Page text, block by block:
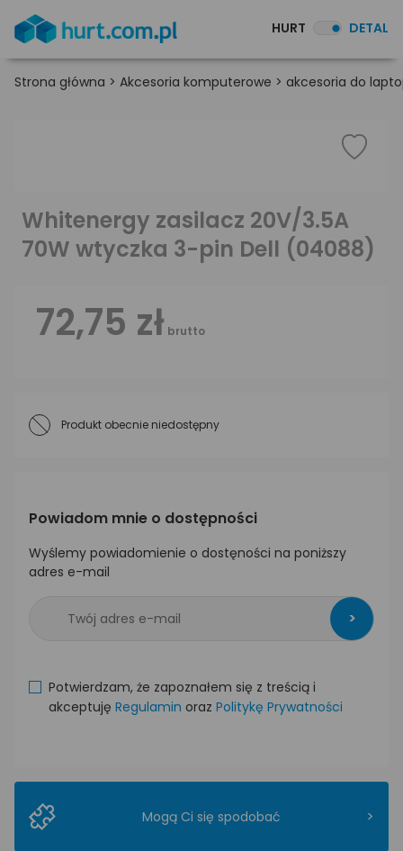
HURT DETAL
Strona główna > Akcesoria komputerowe > akcesoria do
Whitenergy zasilacz 20V/3.5A
70W wtyczka 3-pin Dell (04088)
72,75 zł brutto
Produkt obecnie niedostępny
Powiadom mnie o dostępności
Wyślemy powiadomienie o dostęności na poniższy
adres e-mail
>
Potwierdzam, że zapoznałem się z treścią i
akceptuję Regulamin oraz Politykę Prywatności
Mogą Ci się spodobać >